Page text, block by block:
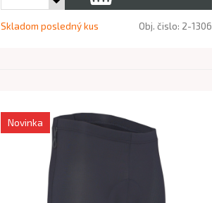
Skladom posledný kus Obj. čislo: 2-1306
Novinka